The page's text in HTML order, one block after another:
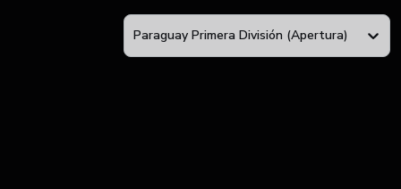
Paraguay Primera División (Apertura)